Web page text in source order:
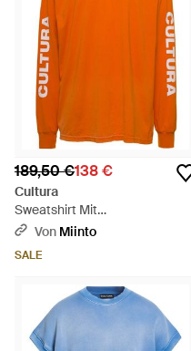
189,50 €138 €
Cultura
Sweatshirt Mit
Rundhalsausschnitt Und
Orange
Von Miinto
SALE